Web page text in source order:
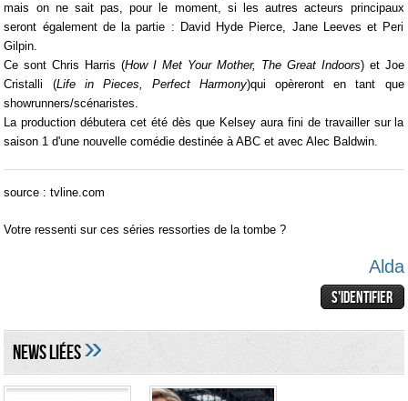
mais on ne sait pas, pour le moment, si les autres acteurs principaux
seront également de la partie : David Hyde Pierce, Jane Leeves et Peri
Gilpin.
Ce sont Chris Harris (How I Met Your Mother, The Great Indoors) et Joe
Cristalli (Life in Pieces, Perfect Harmony)qui opèreront en tant que
showrunners/scénaristes.
La production débutera cet été dès que Kelsey aura fini de travailler sur la
saison 1 d'une nouvelle comédie destinée à ABC et avec Alec Baldwin.
source : tvline.com
Votre ressenti sur ces séries ressorties de la tombe ?
Alda
NEWS LIéES»